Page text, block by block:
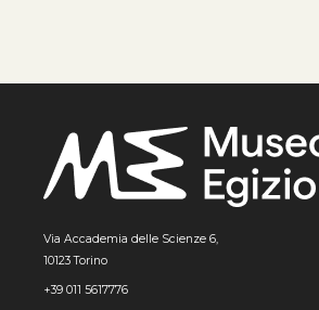
Via Accademia delle Scienze 6,
10123 Torino
+39 011 5617776